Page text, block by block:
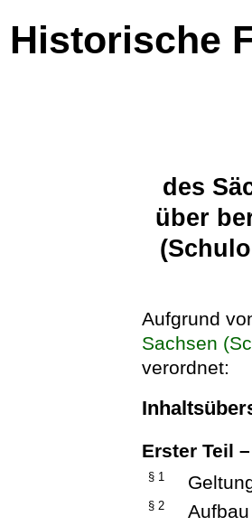
Historische
des
über
Aufgrund
Sachsen
verordnet:
Erster Teil
§ 1
§ 2